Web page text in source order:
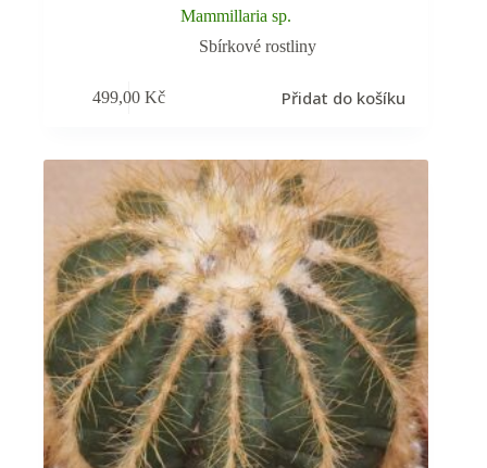
Mammillaria sp.
Sbírkové rostliny
499,00Kč Přidat do košíku